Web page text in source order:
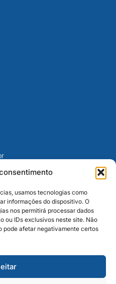
usamos tecnologias como
informações do dispositivo. O
nos permitirá processar dados
ou IDs exclusivos neste site. Não
pode afetar negativamente certos
conteúdos sobre seguros e
E CORRETORA